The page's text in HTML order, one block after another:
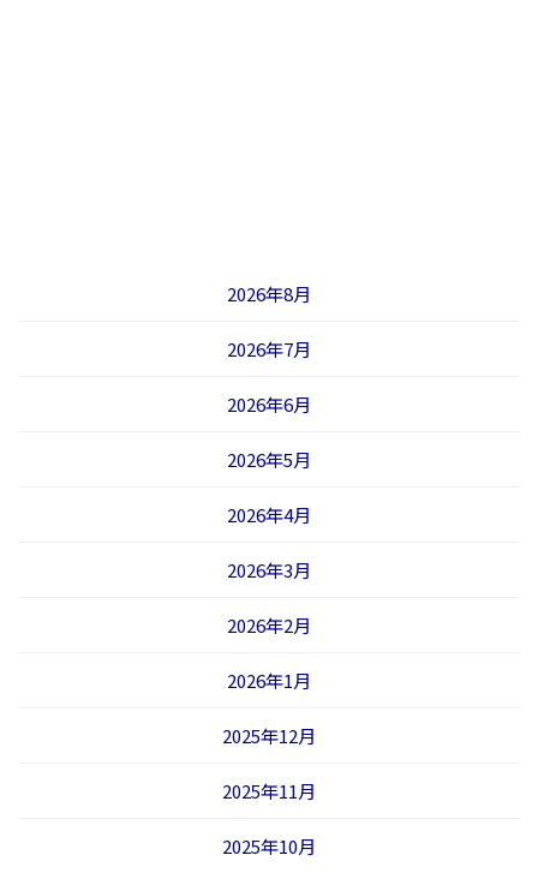
2026年8月
2026年7月
2026年6月
2026年5月
2026年4月
2026年3月
2026年2月
2026年1月
2025年12月
2025年11月
2025年10月